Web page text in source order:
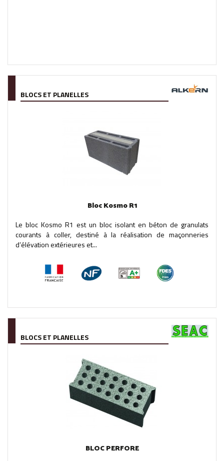
BLOCS ET PLANELLES
Bloc Kosmo R1
Le bloc Kosmo R1 est un bloc isolant en béton de granulats
courants à coller, destiné à la réalisation de maçonneries
d’élévation extérieures et...
BLOCS ET PLANELLES
BLOC PERFORE